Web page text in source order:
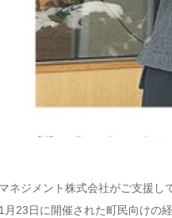
ネジメント株式会社がご支援し
月23日に開催された町民向けの